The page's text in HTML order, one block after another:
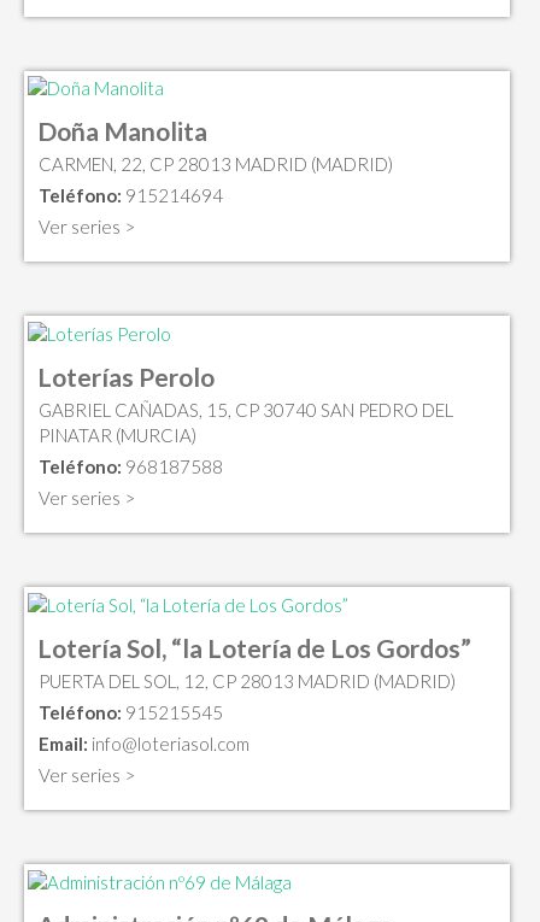
Doña Manolita
CARMEN, 22, CP 28013 MADRID (MADRID)
Teléfono: 915214694
Ver series >
Loterías Perolo
GABRIEL CAÑADAS, 15, CP 30740 SAN PEDRO DEL
PINATAR (MURCIA)
Teléfono: 968187588
Ver series >
Lotería Sol, “la Lotería de Los Gordos”
PUERTA DEL SOL, 12, CP 28013 MADRID (MADRID)
Teléfono: 915215545
Email: info@loteriasol.com
Ver series >